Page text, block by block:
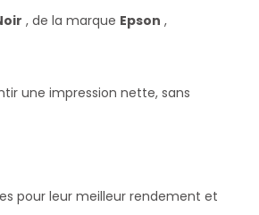
, de la marque Epson ,
une impression nette, sans
pour leur meilleur rendement et